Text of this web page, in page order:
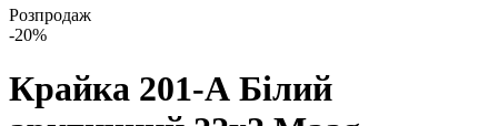
Розпродаж
-20%
Крайка 201-А Білий